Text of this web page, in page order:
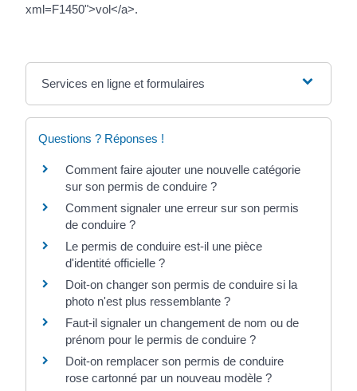
xml=F1450">vol</a>.
Services en ligne et formulaires
Questions ? Réponses !
Comment faire ajouter une nouvelle catégorie
sur son permis de conduire ?
Comment signaler une erreur sur son permis
de conduire ?
Le permis de conduire est-il une pièce
d'identité officielle ?
Doit-on changer son permis de conduire si la
photo n'est plus ressemblante ?
Faut-il signaler un changement de nom ou de
prénom pour le permis de conduire ?
Doit-on remplacer son permis de conduire
rose cartonné par un nouveau modèle ?